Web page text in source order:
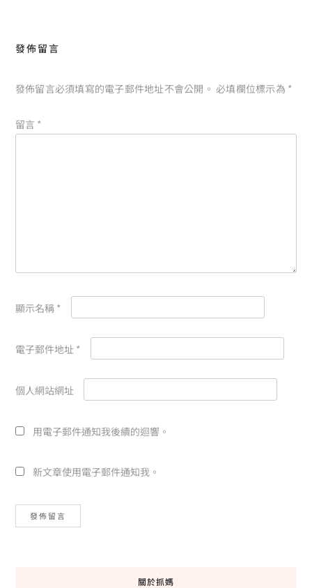
發佈留言
發佈留言必須填寫的電子郵件地址不會公開。 必填欄位標示為 *
留言 *
顯示名稱 *
電子郵件地址 *
個人網站網址
用電子郵件通知我後續的迴響。
新文章使用電子郵件通知我。
關於抓媽